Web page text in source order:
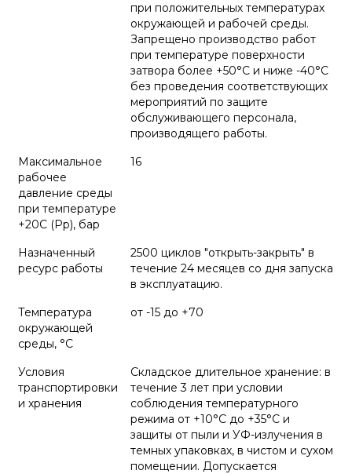
при положительных температурах
окружающей и рабочей среды.
Запрещено производство работ
при температуре поверхности
затвора более +50°С и ниже -40°С
без проведения соответствующих
мероприятий по защите
обслуживающего персонала,
производящего работы.
Максимальное
рабочее
давление среды
при температуре
+20С (Рр), бар
16
Назначенный
ресурс работы
2500 циклов "открыть-закрыть" в
течение 24 месяцев со дня запуска
в эксплуатацию.
Температура
окружающей
среды, °С
от -15 до +70
Условия
транспортировки
и хранения
Складское длительное хранение: в
течение 3 лет при условии
соблюдения температурного
режима от +10°С до +35°С и
защиты от пыли и УФ-излучения в
темных упаковках, в чистом и сухом
помещении. Допускается